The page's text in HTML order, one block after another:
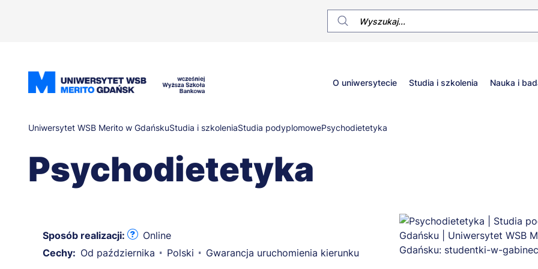
Główne
menu
O uniwersytecie Studia i szkolenia Nauka i
Ścieżka
nawigacyjna
Uniwersytet WSB Merito w GdańskuStudia i szkoleniaStudia podyplomowePsychodietetyka
Psychodietetyka
Sposób realizacji:
Online
Cechy: Od października Polski Gwarancja uruchomienia kierunku